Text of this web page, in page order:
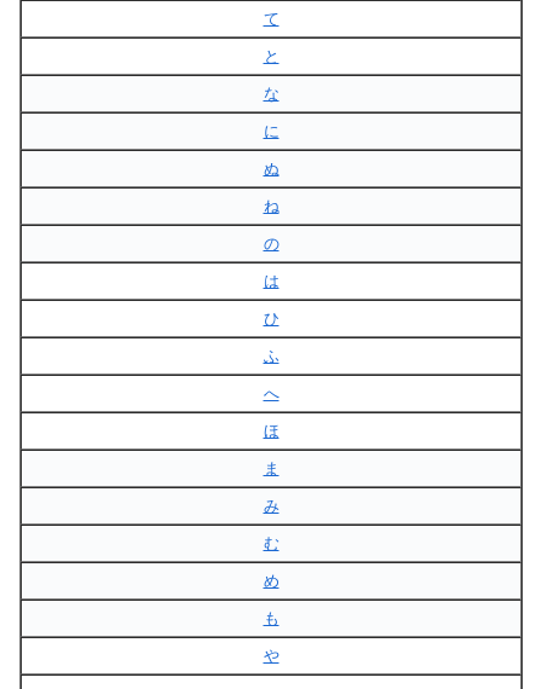
て
と
な
に
ぬ
ね
の
は
ひ
ふ
へ
ほ
ま
み
む
め
も
や